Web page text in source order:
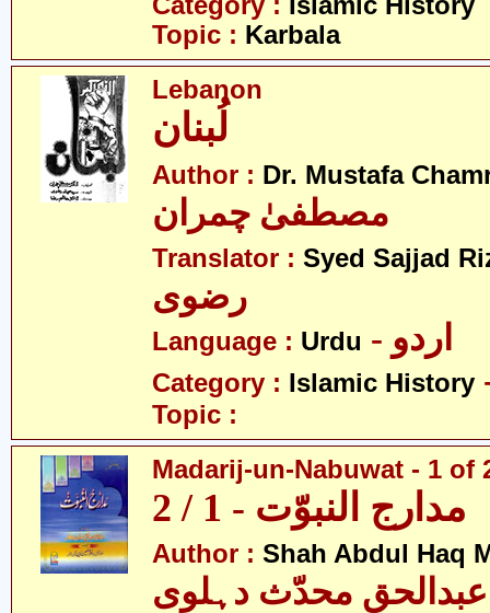
Topic : Karbala
Lebanon
لُبنان
Author : Dr. Mustafa
مصطفیٰ چمران
Translator : Syed Sajjad
رضوی
Language : Urdu - اردو
Category : Islamic History
Topic :
Madarij-un-Nabuwat - 1 of
مدارج النبوّت - 1 / 2
Author : Shah Abdul Haq
محدّث دہلوی